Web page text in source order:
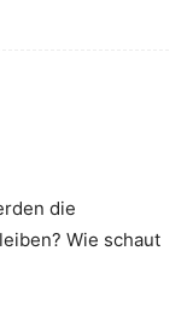
die
Wie schaut